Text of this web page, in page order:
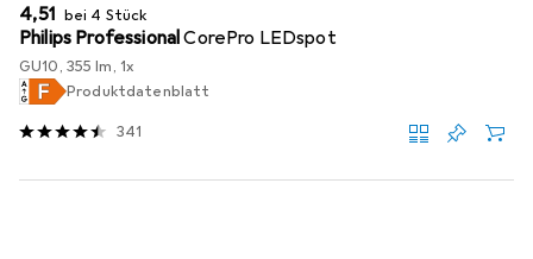
EUR
4,51 bei 4 Stück
Philips ProfessionalCorePro LEDspot
GU10, 355 lm, 1x
Produktdatenblatt
341